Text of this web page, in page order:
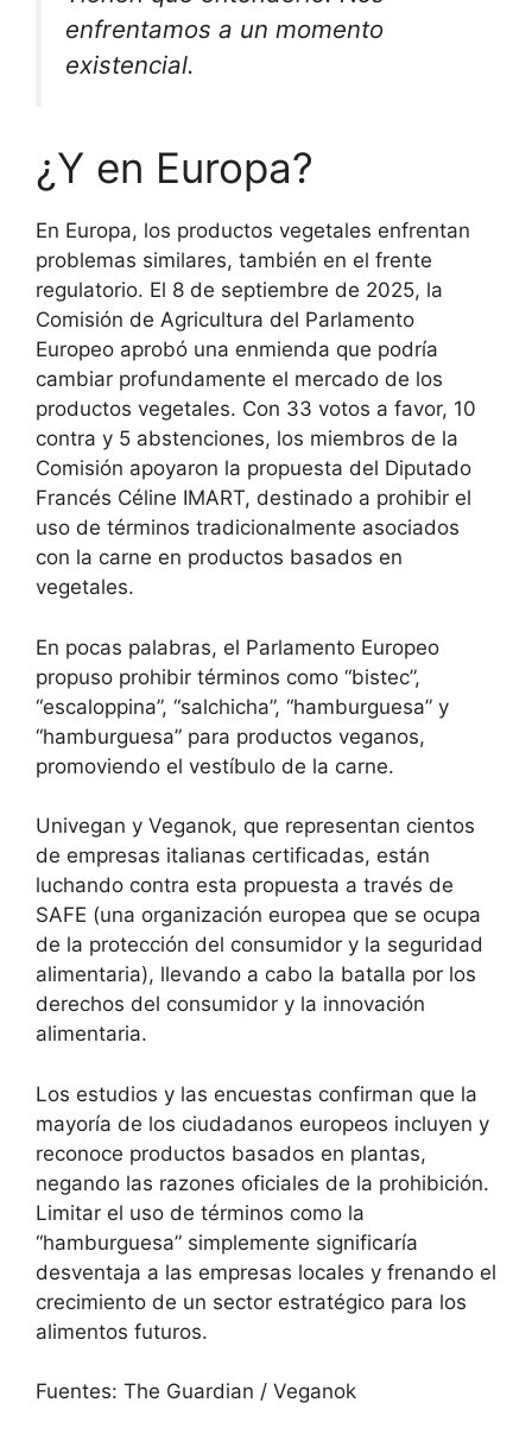
enfrentamos a un momento
existencial.
¿Y en Europa?
En Europa, los productos vegetales enfrentan
problemas similares, también en el frente
regulatorio. El 8 de septiembre de 2025, la
Comisión de Agricultura del Parlamento
Europeo aprobó una enmienda que podría
cambiar profundamente el mercado de los
productos vegetales. Con 33 votos a favor, 10
contra y 5 abstenciones, los miembros de la
Comisión apoyaron la propuesta del Diputado
Francés Céline IMART, destinado a prohibir el
uso de términos tradicionalmente asociados
con la carne en productos basados ​​en
vegetales.
En pocas palabras, el Parlamento Europeo
propuso prohibir términos como “bistec”,
“escaloppina”, “salchicha”, “hamburguesa” y
“hamburguesa” para productos veganos,
promoviendo el vestíbulo de la carne.
Univegan y Veganok, que representan cientos
de empresas italianas certificadas, están
luchando contra esta propuesta a través de
SAFE (una organización europea que se ocupa
de la protección del consumidor y la seguridad
alimentaria), llevando a cabo la batalla por los
derechos del consumidor y la innovación
alimentaria.
Los estudios y las encuestas confirman que la
mayoría de los ciudadanos europeos incluyen y
reconoce productos basados ​​en plantas,
negando las razones oficiales de la prohibición.
Limitar el uso de términos como la
“hamburguesa” simplemente significaría
desventaja a las empresas locales y frenando el
crecimiento de un sector estratégico para los
alimentos futuros.
Fuentes: The Guardian / Veganok